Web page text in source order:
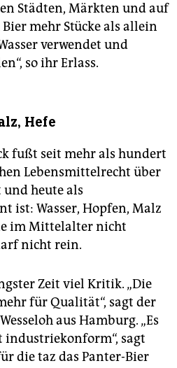
Städten, Märkten und auf
mehr Stücke als allein
verwendet und
so ihr Erlass.
Hefe
fußt seit mehr als hundert
Lebensmittelrecht über
und heute als
ist: Wasser, Hopfen, Malz
im Mittelalter nicht
nicht rein.
Zeit viel Kritik. „Die
für Qualität“, sagt der
aus Hamburg. „Es
sagt
die taz das Panter-Bier